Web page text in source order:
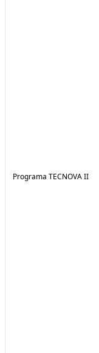
Programa TECNOVA II